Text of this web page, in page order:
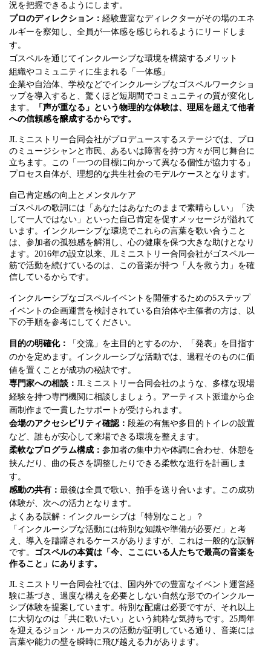
況を把握できるようにします。
プロのディレクション： 経験豊富なディレクターがその場のエネ
ルギーを察知し、全員が一体感を感じられるようにリードしま
す。
ゴスペルを通じてインクルーシブな環境を構築するメリット
組織やコミュニティに生まれる「一体感」
企業や自治体、学校などでインクルーシブなゴスペルワークショ
ップを導入すると、驚くほど短期間でコミュニティの質が変化し
ます。
「声が重なる」という物理的な体験は、理屈を超えて他者
への信頼感を醸成するからです。
JLミニストリー合同会社がプロデュースするステージでは、プロ
のミュージシャンと市民、あるいは障害を持つ方々が同じ舞台に
立ちます。この「一つの目標に向かって異なる個性が協力する」
プロセス自体が、理想的な共生社会のモデルケースとなります。
自己肯定感の向上とメンタルケア
ゴスペルの歌詞には「あなたはあなたのままで素晴らしい」「決
して一人ではない」といった自己肯定を促すメッセージが溢れて
います。インクルーシブな環境でこれらの言葉を歌い合うこと
は、参加者の孤独感を解消し、心の健康を保つ大きな助けとなり
ます。2016年の設立以来、JLミニストリー合同会社がゴスペル一
筋で活動を続けているのは、この音楽が持つ「人を救う力」を確
信しているからです。
インクルーシブなゴスペルイベントを開催するための5ステップ
イベントの企画運営を検討されている自治体や主催者の方は、以
下の手順を参考にしてください。
目的の明確化：
「交流」を主目的とするのか、「発表」を目指す
のかを定めます。インクルーシブな活動では、過程そのものに価
値を置くことが成功の秘訣です。
専門家への相談： JLミニストリー合同会社のような、多様な現場
経験を持つ専門機関に相談しましょう。アーティスト派遣から企
画制作まで一貫したサポートが受けられます。
会場のアクセシビリティ確認： 段差の有無や多目的トイレの設置
など、誰もが安心して来場できる環境を整えます。
柔軟なプログラム構成： 参加者の集中力や体調に合わせ、休憩を
挟んだり、曲の長さを調整したりできる柔軟な進行を計画しま
す。
感動の共有： 最後は全員で歌い、拍手を送り合います。この成功
体験が、次への活力となります。
よくある誤解：インクルーシブは「特別なこと」？
「インクルーシブな活動には特別な知識や準備が必要だ」と考
え、導入を躊躇されるケースがありますが、これは一般的な誤解
です。 ゴスペルの本質は「今、ここにいる人たちで最高の音楽を
作ること」にあります。
JLミニストリー合同会社では、国内外での豊富なイベント運営経
験に基づき、過度な構えを必要としない自然な形でのインクルー
シブ体験を提案しています。特別な配慮は必要ですが、それ以上
に大切なのは「共に歌いたい」という純粋な気持ちです。25周年
を迎えるジョン・ルーカスの活動が証明している通り、音楽には
言葉や能力の壁を瞬時に飛び越える力があります。